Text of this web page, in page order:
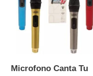
:
Wireless
Canta
Microfono Canta Tu